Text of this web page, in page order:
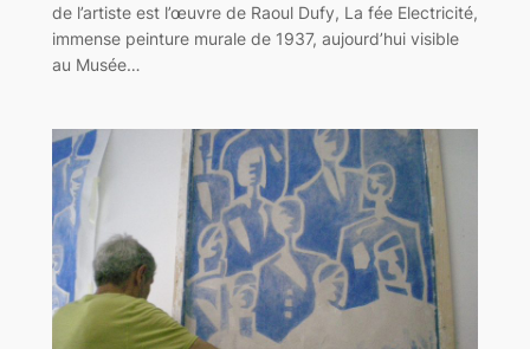
de l’artiste est l’œuvre de Raoul Dufy, La fée Electricité,
immense peinture murale de 1937, aujourd’hui visible
au Musée…